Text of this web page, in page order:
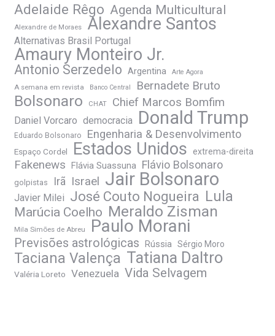
Adelaide Rêgo Agenda Multicultural
Alexandre de Moraes Alexandre Santos
Alternativas Brasil Portugal
Amaury Monteiro Jr.
Antonio Serzedelo Argentina Arte Agora
A semana em revista Banco Central Bernadete Bruto
Bolsonaro CHAT Chief Marcos Bomfim
Daniel Vorcaro democracia Donald Trump
Eduardo Bolsonaro Engenharia & Desenvolvimento
Espaço Cordel Estados Unidos extrema-direita
Fakenews Flávia Suassuna Flávio Bolsonaro
golpistas Irã Israel Jair Bolsonaro
Javier Milei José Couto Nogueira Lula
Marúcia Coelho Meraldo Zisman
Mila Simões de Abreu Paulo Morani
Previsões astrológicas Rússia Sérgio Moro
Taciana Valença Tatiana Daltro
Valéria Loreto Venezuela Vida Selvagem